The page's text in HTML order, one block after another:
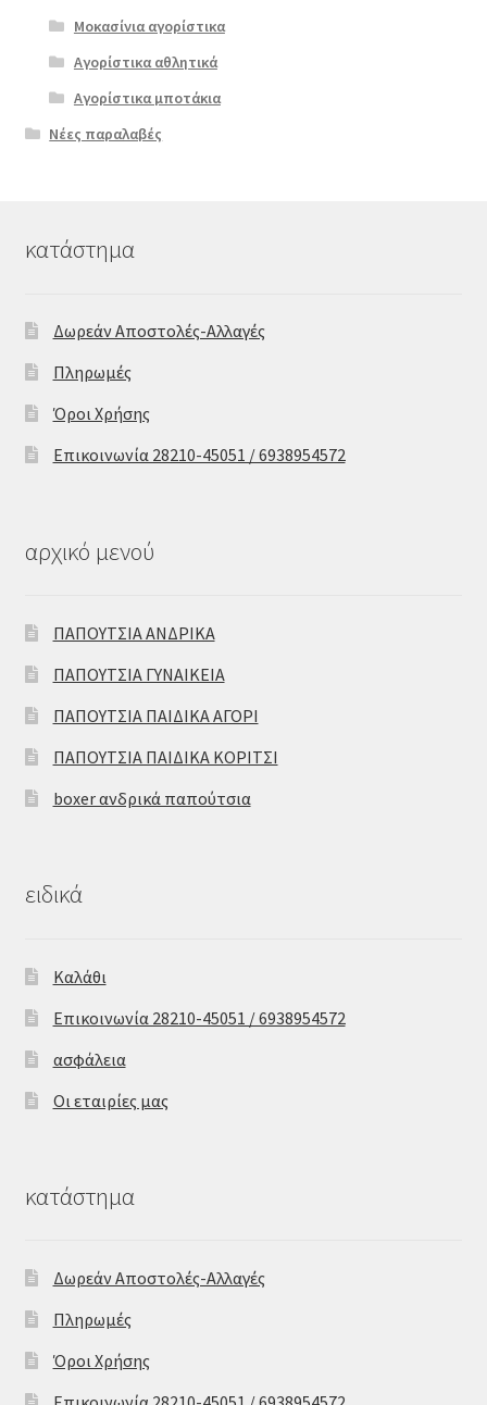
Μοκασίνια αγορίστικα
Αγορίστικα αθλητικά
Αγορίστικα μποτάκια
Νέες παραλαβές
κατάστημα
Δωρεάν Αποστολές-Αλλαγές
Πληρωμές
Όροι Χρήσης
Επικοινωνία 28210-45051 / 6938954572
αρχικό μενού
ΠΑΠΟΥΤΣΙΑ ΑΝΔΡΙΚΑ
ΠΑΠΟΥΤΣΙΑ ΓΥΝΑΙΚΕΙΑ
ΠΑΠΟΥΤΣΙΑ ΠΑΙΔΙΚΑ ΑΓΟΡΙ
ΠΑΠΟΥΤΣΙΑ ΠΑΙΔΙΚΑ ΚΟΡΙΤΣΙ
boxer ανδρικά παπούτσια
ειδικά
Καλάθι
Επικοινωνία 28210-45051 / 6938954572
ασφάλεια
Οι εταιρίες μας
κατάστημα
Δωρεάν Αποστολές-Αλλαγές
Πληρωμές
Όροι Χρήσης